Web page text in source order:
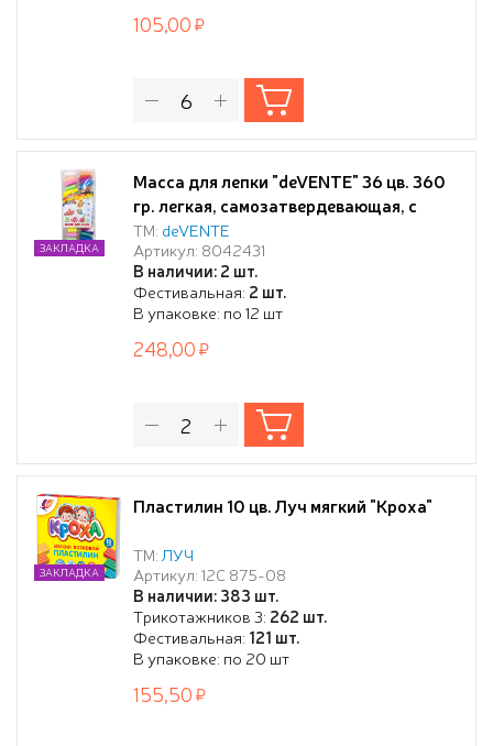
105,00
Масса для лепки "deVENTE" 36 цв. 360
гр. легкая, самозатвердевающая, с
аксессуарами для моделирования
ТМ: deVENTE
Артикул: 8042431
В наличии: 2 шт.
Фестивальная: 2 шт.
В упаковке: по 12 шт
ЗАКЛАДКА
248,00
Пластилин 10 цв. Луч мягкий "Кроха"
ТМ:ЛУЧ
Артикул: 12С 875-08
В наличии: 383 шт.
Трикотажников 3: 262 шт.
Фестивальная: 121 шт.
В упаковке: по 20 шт
ЗАКЛАДКА
155,50